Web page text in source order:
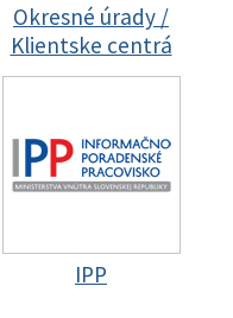
Okresné úrady /
Klientske centrá
IPP